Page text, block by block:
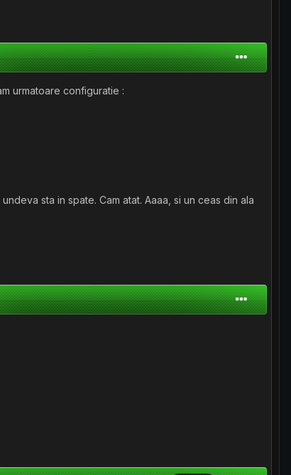
urmatoare configuratie :
sta in spate. Cam atat. Aaaa, si un ceas din ala